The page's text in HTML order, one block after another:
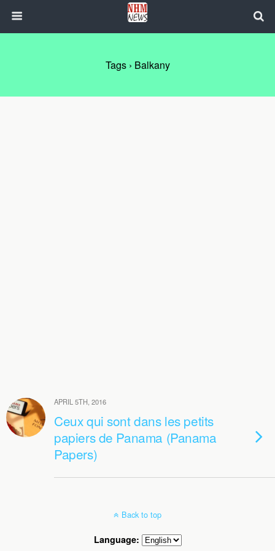
Tags › Balkany
APRIL 5TH, 2016
Ceux qui sont dans les petits
papiers de Panama (Panama
Papers)
Back to top
Language: